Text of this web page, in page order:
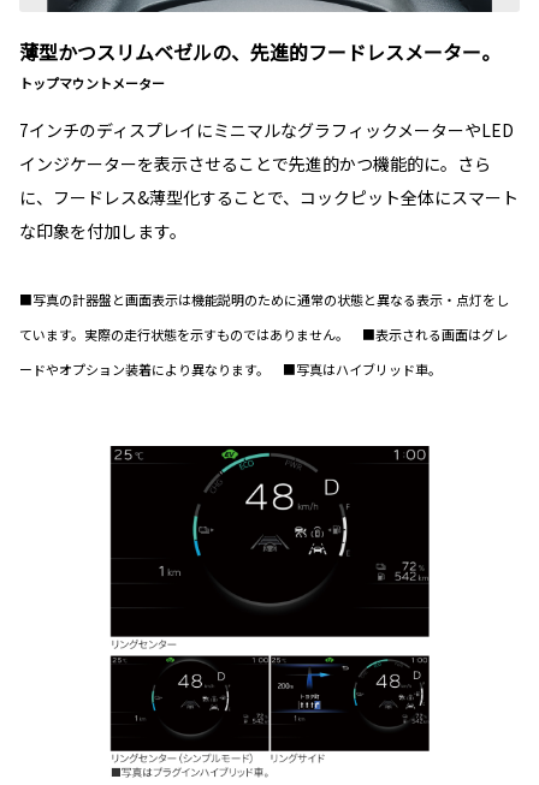
薄型かつスリムベゼルの、先進的フードレスメーター。
トップマウントメーター
7インチのディスプレイにミニマルなグラフィックメーターやLED
インジケーターを表示させることで先進的かつ機能的に。さら
に、フードレス&薄型化することで、コックピット全体にスマート
な印象を付加します。
■写真の計器盤と画面表示は機能説明のために通常の状態と異なる表示・点灯をし
ています。実際の走行状態を示すものではありません。 ■表示される画面はグレ
ードやオプション装着により異なります。 ■写真はハイブリッド車。